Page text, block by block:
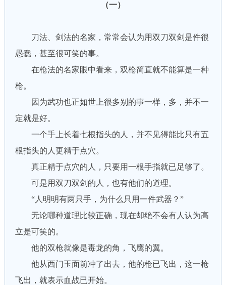
（一）
刀法、剑法的名家，常常会认为用双刀双剑是件很
愚蠢，甚至很可笑的事。
在枪法的名家眼中看来，双枪简直就不能算是一种
枪。
因为武功也正如世上很多别的事一样，多，并不一
定就是好。
一个手上长着七根指头的人，并不见得能比只有五
根指头的人更精于点穴。
真正精于点穴的人，只要用一根手指就已足够了。
可是用双刀双剑的人，也有他们的道理。
“人明明有两只手，为什么只用一件武器？”
无论哪种道理比较正确，现在却绝不会有人认为高
立是可笑的。
他的双枪就像是毒龙的角，飞鹰的翼。
他从西门玉面前冲了出去，他的枪已飞出，这一枪
飞出，就表示血战已开始。